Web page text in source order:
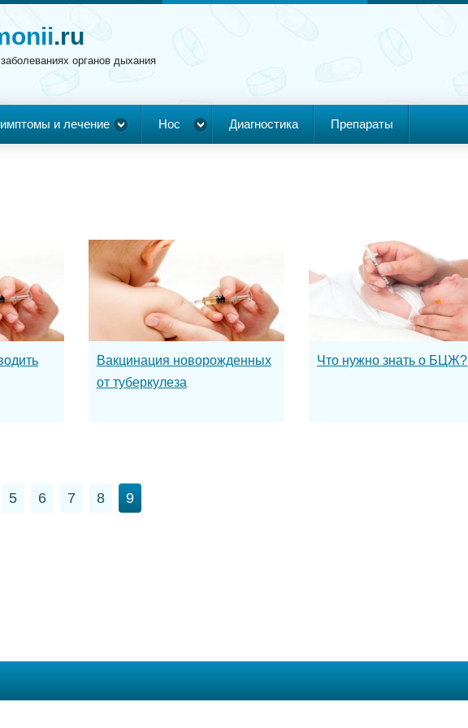
.ru
органов дыхания
и лечение Нос Диагностика Препараты
Вакцинация новорожденных
от туберкулеза
Что нужно знать о БЦЖ?
5 6 7 8 9